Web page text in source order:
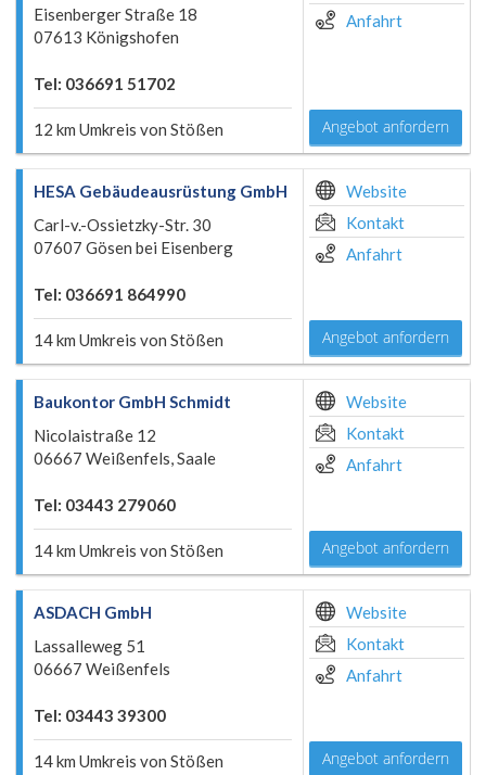
Eisenberger Straße 18
07613 Königshofen
Tel: 036691 51702
12 km Umkreis von Stößen
Anfahrt
Angebot anfordern
HESA Gebäudeausrüstung GmbH
Carl-v.-Ossietzky-Str. 30
07607 Gösen bei Eisenberg
Tel: 036691 864990
14 km Umkreis von Stößen
Website
Kontakt
Anfahrt
Angebot anfordern
Baukontor GmbH Schmidt
Nicolaistraße 12
06667 Weißenfels, Saale
Tel: 03443 279060
14 km Umkreis von Stößen
Website
Kontakt
Anfahrt
Angebot anfordern
ASDACH GmbH
Lassalleweg 51
06667 Weißenfels
Tel: 03443 39300
14 km Umkreis von Stößen
Website
Kontakt
Anfahrt
Angebot anfordern